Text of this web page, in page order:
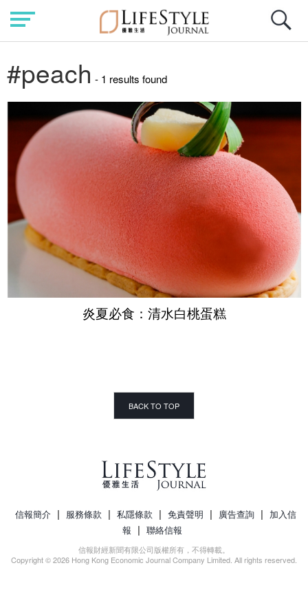
#peach - 1 results found
炎夏必食：清水白桃蛋糕
BACK TO TOP
信報簡介 | 服務條款 | 私隱條款 | 免責聲明 | 廣告查詢 | 加入信
報 | 聯絡信報
信報財經新聞有限公司版權所有，不得轉載。
Copyright © 2026 Hong Kong Economic Journal Company Limited. All rights reserved.